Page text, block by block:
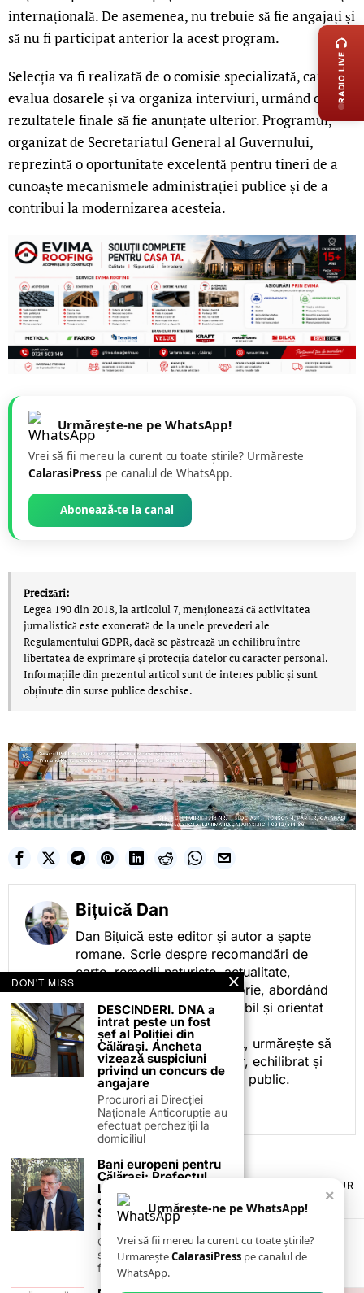
internațională. De asemenea, nu trebuie să fie angajați și
să nu fi participat anterior la acest program.
Selecția va fi realizată de o comisie specializată, care va
evalua dosarele și va organiza interviuri, urmând ca
rezultatele finale să fie anunțate ulterior. Programul,
organizat de Secretariatul General al Guvernului,
reprezintă o oportunitate excelentă pentru tineri de a
cunoaște mecanismele administrației publice și de a
contribui la modernizarea acesteia.
Urmărește-ne pe WhatsApp!
Vrei să fii mereu la curent cu toate știrile? Urmăreste
CalarasiPress pe canalul de WhatsApp.
Abonează-te la canal
Precizări:
Legea 190 din 2018, la articolul 7, menţionează că activitatea
jurnalistică este exonerată de la unele prevederi ale
Regulamentului GDPR, dacă se păstrează un echilibru între
libertatea de exprimare şi protecţia datelor cu caracter personal.
Informațiile din prezentul articol sunt de interes public și sunt
obținute din surse publice deschise.
Bițuică Dan
Dan Bițuică este editor și autor a șapte
romane. Scrie despre recomandări de
carte, remedii naturiste, actualitate,
cotidian politic, sport și istorie, abordând
subiectele într-un stil accesibil și orientat
spre informare.
Prin activitatea sa editorială, urmărește să
ofere cititorilor conținut clar, echilibrat și
relevant, adaptat interesului public.
TERMENI ȘI CONDIȚII
POLITICA DE ANULARE & RETUR
PUBLICITATE ONLINE & TIPĂRITĂ
CONTACT
ZIARUL ANUNȚUL CĂLĂRĂȘEAN
×
Urmărește-ne pe WhatsApp!
Vrei să fii mereu la curent cu toate știrile?
UrmareșteCalarasiPress pe canalul de
WhatsApp.
LIVE
RADIO LIVE
DON'T MISS
DESCINDERI. DNA a
intrat peste un fost
șef al Poliției din
Călărași. Ancheta
vizează suspiciuni
privind un concurs de
angajare
Procurori ai Direcției
Naționale Anticorupție au
efectuat percheziții la
domiciliul
Bani europeni pentru
Călărași: Prefectul
Laurențiu State anunță
colaborarea cu ADR
Sud-Muntenia pentru
noi finanțări
Călărașul se pregătește
să intre pe harta
finanțărilor europene, cu